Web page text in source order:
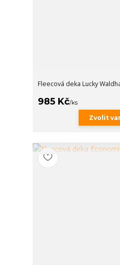
Fleecová deka Lucky
985 Kč/ks
Zvolit